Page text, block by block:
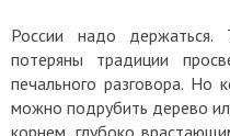
России надо
потеряны традиции
печального разговора. Но
можно подрубить дерево